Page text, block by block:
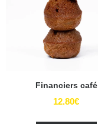
Financiers café
12.80€